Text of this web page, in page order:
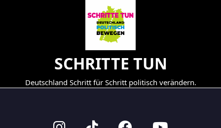
SCHRITTE TUN
Deutschland Schritt für Schritt politisch verändern.